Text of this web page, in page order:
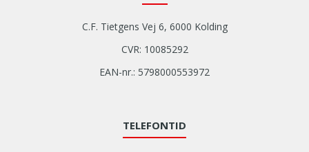
C.F. Tietgens Vej 6, 6000 Kolding
CVR: 10085292
EAN-nr.: 5798000553972
TELEFONTID